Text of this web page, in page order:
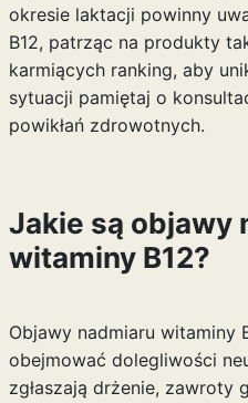
okresie laktacji powinny
B12, patrząc na produkty
karmiących ranking, aby
sytuacji pamiętaj o
powikłań zdrowotnych.
Jakie są objawy
witaminy B12?
Objawy nadmiaru witaminy
obejmować dolegliwości
zgłaszają drżenie, zawroty